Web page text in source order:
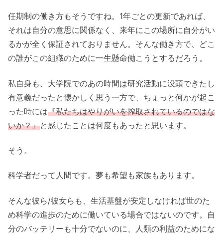
任期制の働き方もそうですね。1年ごとの更新であれば、
それは自分の意思に関係なく、来年にこの場所に自分がい
るかが全く保証されておりません。そんな働き方で、どこ
の誰がこの組織のために一生懸命働こうとするだろう。
私自身も、大学院でのあの時間は研究活動に没頭できたし
有意義だったと懐かしく思う一方で、ちょっと何かが起こ
った時には『私たちはやりがいを搾取されているのではな
いか？』と感じたことは何度もあったと思います。
そう。
科学者だって人間です。夢も希望も家族もあります。
そんな彼ら/彼女らも、生活基盤が安定しなければ世のた
め科学の進歩のために働いている場合ではないのです。自
分のバッテリーも十分でないのに、人類の利益のためにな